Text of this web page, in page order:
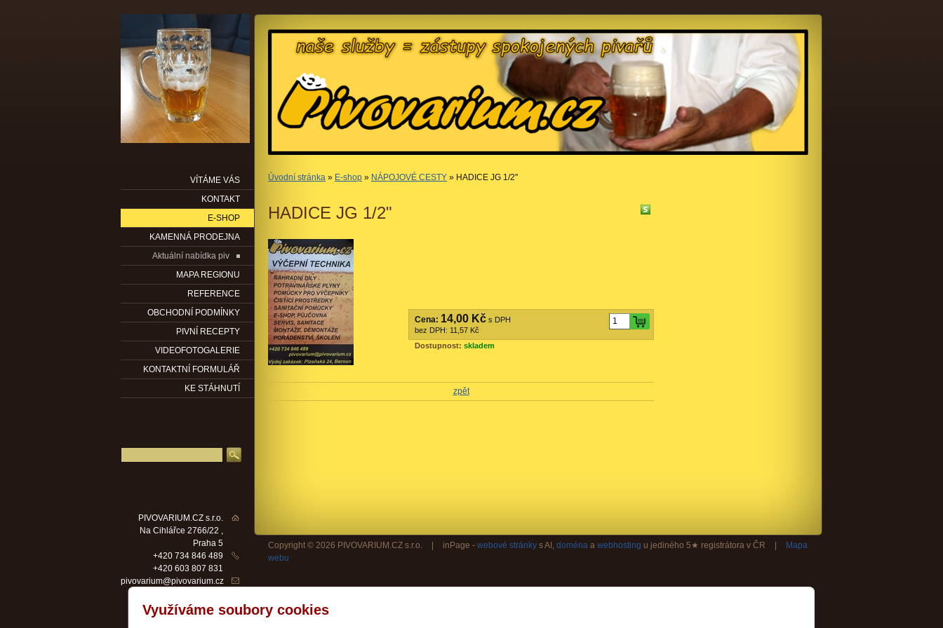
Úvodní stránka » E-shop » NÁPOJOVÉ CESTY » HADICE JG 1/2"
HADICE JG 1/2"
Cena: 14,00 Kč s DPH
bez DPH: 11,57 Kč
Dostupnost: skladem
zpět
VÍTÁME VÁS
KONTAKT
E-SHOP
KAMENNÁ PRODEJNA
Aktuální nabídka piv
MAPA REGIONU
REFERENCE
OBCHODNÍ PODMÍNKY
PIVNÍ RECEPTY
VIDEOFOTOGALERIE
KONTAKTNÍ FORMULÁŘ
KE STÁHNUTÍ
PIVOVARIUM.CZ s.r.o.
Na Cihlářce 2766/22 ,
Praha 5
+420 734 846 489
+420 603 807 831
pivovarium@pivovarium.cz
DIČ
CZ14199572
Copyright © 2026 PIVOVARIUM.CZ s.r.o. inPage - webové stránky s AI, doména a webhosting u jediného 5★ registrátora v ČR
Mapa
webu
Využíváme soubory cookies